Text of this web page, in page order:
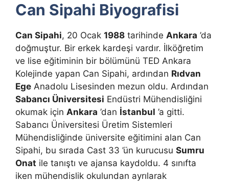
Can Sipahi Biyografisi
Can Sipahi, 20 Ocak 1988 tarihinde Ankara ’da
doğmuştur. Bir erkek kardeşi vardır. İlköğretim
ve lise eğitiminin bir bölümünü TED Ankara
Kolejinde yapan Can Sipahi, ardından Rıdvan
Ege Anadolu Lisesinden mezun oldu. Ardından
Sabancı Üniversitesi Endüstri Mühendisliğini
okumak için Ankara ’dan İstanbul ’a gitti.
Sabancı Üniversitesi Üretim Sistemleri
Mühendisliğinde üniversite eğitimini alan Can
Sipahi, bu sırada Cast 33 ’ün kurucusu Sumru
Onat ile tanıştı ve ajansa kaydoldu. 4 sınıfta
iken mühendislik okulundan ayrılarak